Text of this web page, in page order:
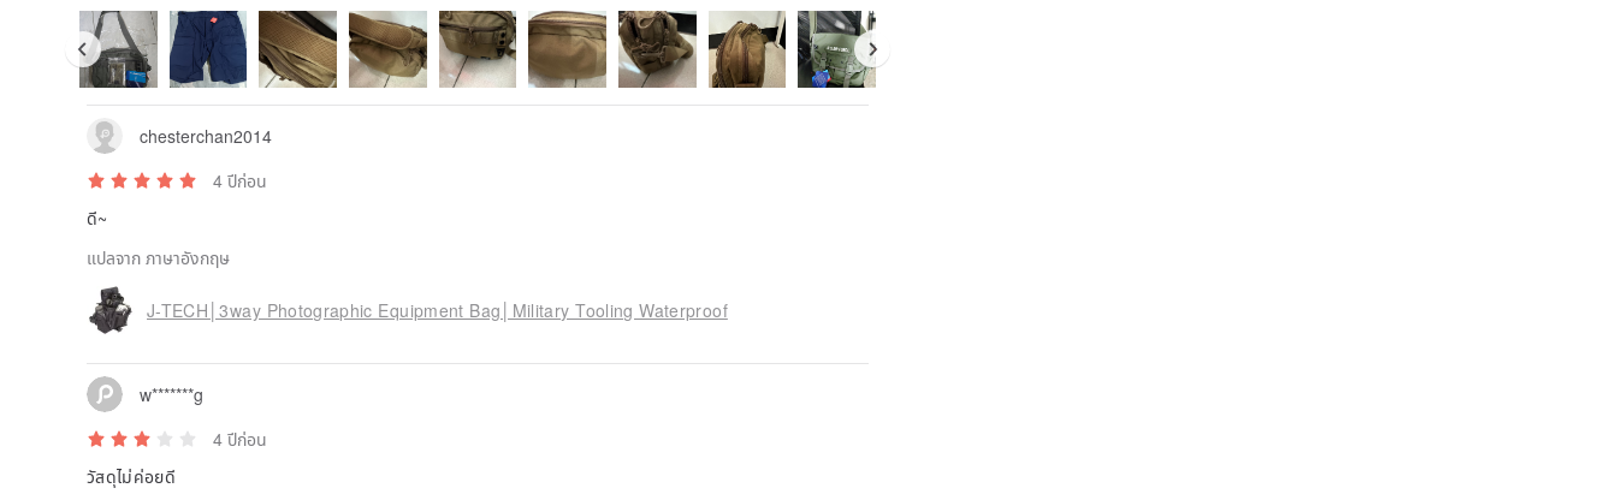
chesterchan2014
4 ปีก่อน
ดี~
แปลจาก ภาษาอังกฤษ
J-TECH│3way Photographic Equipment Bag│Military Tooling Waterproof
w*******g
4 ปีก่อน
วัสดุไม่ค่อยดี